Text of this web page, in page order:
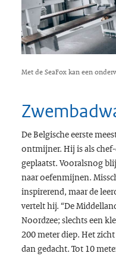
Met de SeaFox kan een
De Belgische eerste
ontmijner. Hij is als
geplaatst. Vooralsnog
naar oefenmijnen.
inspirerend, maar de
vertelt hij. “De
Noordzee; slechts een
200 meter diep. Het
dan gedacht. Tot 10